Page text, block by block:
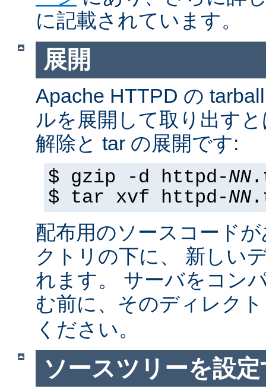
に記載されています。
展開
Apache HTTPD の
ルを展開して取り出す
解除と tar の展開です:
$ gzip -d httpd-NN
$ tar xvf httpd-NN
配布用のソースコード
クトリの下に、 新しい
れます。 サーバをコン
む前に、そのディレク
ください。
ソースツリーを設